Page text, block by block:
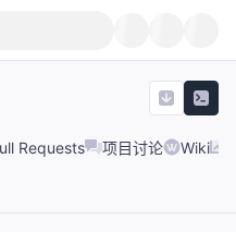
Requests 项目讨论 Wiki